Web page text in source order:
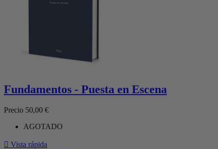
Fundamentos - Puesta en Escena
Precio 50,00 €
AGOTADO
 Vista rápida